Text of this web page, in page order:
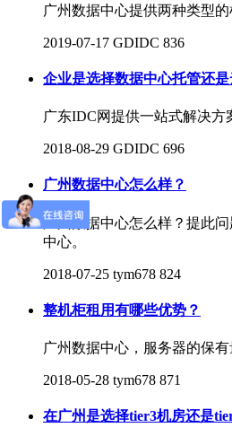
广州数据中心提供两种类型
2019-07-17 GDIDC 836
企业是选择数据中心托管还是
广东IDC网提供一站式解决
2018-08-29 GDIDC 696
广州数据中心怎么样？
广州数据中心怎么样？提此
中心。
2018-07-25 tym678 824
整机柜租用有哪些优势？
广州数据中心，服务器的保
2018-05-28 tym678 871
在广州是选择tier3机房还是